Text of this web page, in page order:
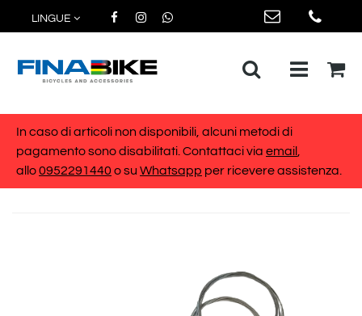
LINGUE
Open
In caso di articoli non disponibili, alcuni metodi di
pagamento sono disabilitati. Contattaci via email
allo0952291440 o su Whatsapp per ricevere assistenza.